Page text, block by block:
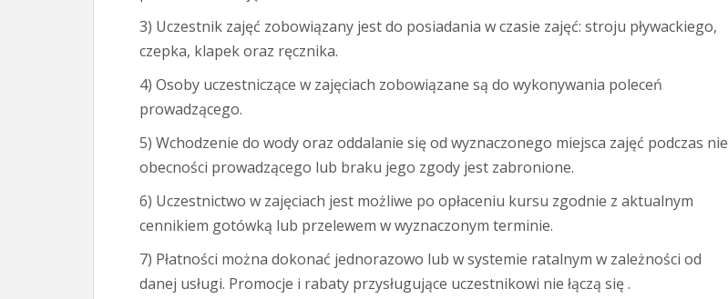
3) Uczestnik zajęć zobowiązany jest do posiadania w czasie zajęć: stroju pływackiego,
czepka, klapek oraz ręcznika.
4) Osoby uczestniczące w zajęciach zobowiązane są do wykonywania poleceń
prowadzącego.
5) Wchodzenie do wody oraz oddalanie się od wyznaczonego miejsca zajęć podczas nie
obecności prowadzącego lub braku jego zgody jest zabronione.
6) Uczestnictwo w zajęciach jest możliwe po opłaceniu kursu zgodnie z aktualnym
cennikiem gotówką lub przelewem w wyznaczonym terminie.
7) Płatności można dokonać jednorazowo lub w systemie ratalnym w zależności od
danej usługi. Promocje i rabaty przysługujące uczestnikowi nie łączą się .